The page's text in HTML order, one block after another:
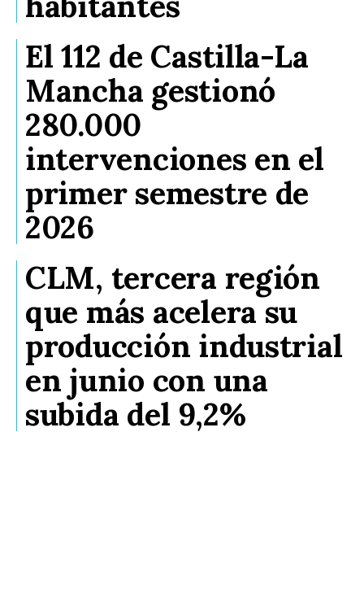
El 112 de Castilla-La
Mancha gestionó
280.000
intervenciones en el
primer semestre de
2026
CLM, tercera región
que más acelera su
producción industrial
en junio con una
subida del 9,2%